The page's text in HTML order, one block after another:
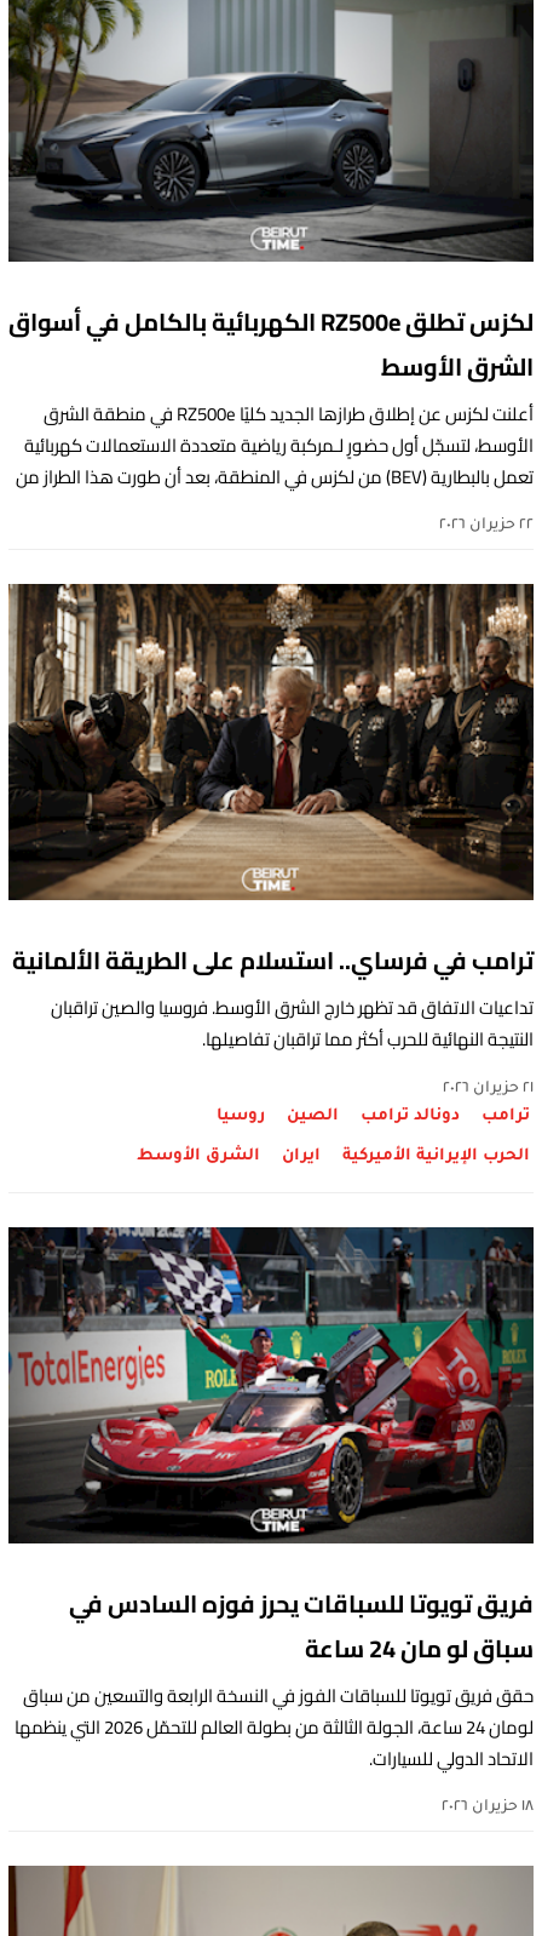
لكزس تطلق RZ500e الكهربائية بالكامل في أسواق
الشرق الأوسط
أعلنت لكزس عن إطلاق طرازها الجديد كليًا RZ500e في منطقة الشرق
الأوسط، لتسجّل أول حضورٍ لـمركبة رياضية متعددة الاستعمالات كهربائية
تعمل بالبطارية (BEV) من لكزس في المنطقة، بعد أن طورت هذا الطراز من
الصفر ليصبح مركبة كهربائية بالكامل، وذلك في محطةٍ مفصلية ضمن
مسيرة توجه الشركة نحو تعزيز الطرازات الكهربائية، مجسِّدةً المرحلة التالية ٢٢ حزيران ٢٠٢٦
ترامب في فرساي.. استسلام على الطريقة الألمانية
تداعيات الاتفاق قد تظهر خارج الشرق الأوسط. فروسيا والصين تراقبان
النتيجة النهائية للحرب أكثر مما تراقبان تفاصيلها.
٢١ حزيران ٢٠٢٦
ترامب دونالد ترامب الصين روسيا
الحرب الإيرانية الأميركية ايران الشرق الأوسط
فريق تويوتا للسباقات يحرز فوزه السادس في
سباق لو مان 24 ساعة
حقق فريق تويوتا للسباقات الفوز في النسخة الرابعة والتسعين من سباق
لومان 24 ساعة، الجولة الثالثة من بطولة العالم للتحمّل 2026 التي ينظمها
الاتحاد الدولي للسيارات.
١٨ حزيران ٢٠٢٦